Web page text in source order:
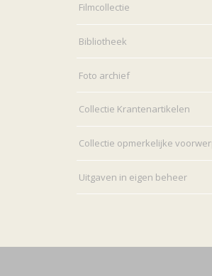
Filmcollectie
Bibliotheek
Foto archief
Collectie Krantenartikelen
Collectie opmerkelijke
Uitgaven in eigen beheer